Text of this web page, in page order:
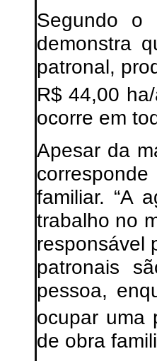
Segundo o
demonstra
patronal,
R$ 44,00
ocorre em
Apesar da
familiar. “A
trabalho no
responsável
patronais
pessoa,
ocupar uma
de obra